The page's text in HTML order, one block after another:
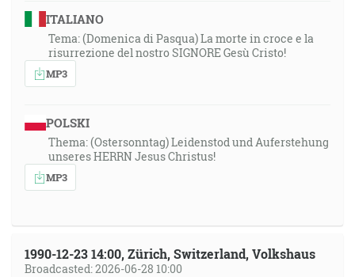
ITALIANO
Tema: (Domenica di Pasqua) La morte in croce e la
risurrezione del nostro SIGNORE Gesù Cristo!
MP3
POLSKI
Thema: (Ostersonntag) Leidenstod und Auferstehung
unseres HERRN Jesus Christus!
MP3
1990-12-23 14:00, Zürich, Switzerland, Volkshaus
Broadcasted: 2026-06-28 10:00